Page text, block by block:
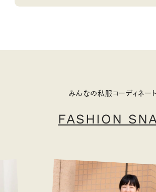
みんなの私服コーディネート
FASHION